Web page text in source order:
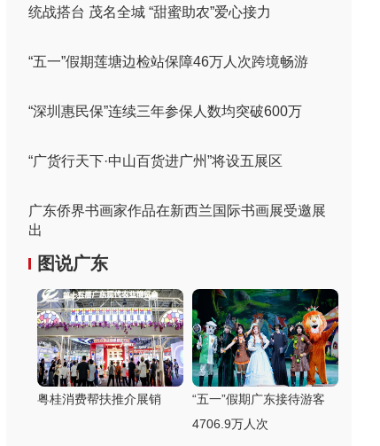
统战搭台 茂名全城 “甜蜜助农”爱心接力
“五一”假期莲塘边检站保障46万人次跨境畅游
“深圳惠民保”连续三年参保人数均突破600万
“广货行天下·中山百货进广州”将设五展区
广东侨界书画家作品在新西兰国际书画展受邀展
出
图说广东
粤桂消费帮扶推介展销
“五一”假期广东接待游客
4706.9万人次